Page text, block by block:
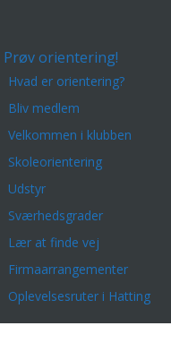
Prøv orientering!
Hvad er orientering?
Bliv medlem
Velkommen i klubben
Skoleorientering
Udstyr
Sværhedsgrader
Lær at finde vej
Firmaarrangementer
Oplevelsesruter i Hatting